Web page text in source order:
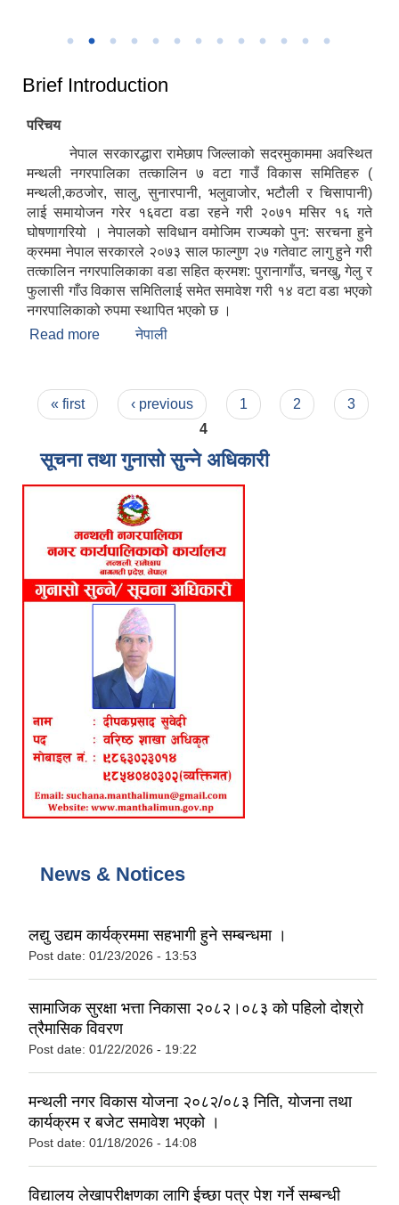
Brief Introduction
परिचय
नेपाल सरकारद्धारा रामेछाप जिल्लाको सदरमुकाममा अवस्थित
मन्थली नगरपालिका तत्कालिन ७ वटा गाउँ विकास समितिहरु (
मन्थली,कठजोर, सालु, सुनारपानी, भलुवाजोर, भटौली र चिसापानी)
लाई समायोजन गरेर १६वटा वडा रहने गरी २०७१ मसिर १६ गते
घोषणागरियो । नेपालको सविधान वमोजिम राज्यको पुन: सरचना हुने
क्रममा नेपाल सरकारले २०७३ साल फाल्गुण २७ गतेवाट लागु हुने गरी
तत्कालिन नगरपालिकाका वडा सहित क्रमश: पुरानागाँउ, चनखु, गेलु र
फुलासी गाँउ विकास समितिलाई समेत समावेश गरी १४ वटा वडा भएको
नगरपालिकाको रुपमा स्थापित भएको छ ।
Read more about Brief Introduction
नेपाली
Pages
« first ‹ previous 1 2
3
4
सूचना तथा गुनासो सुन्ने अधिकारी
News & Notices
लद्यु उद्यम कार्यक्रममा सहभागी हुने सम्बन्धमा ।
Post date: 01/23/2026 - 13:53
सामाजिक सुरक्षा भत्ता निकासा २०८२।०८३ को पहिलो दोश्रो
त्रैमासिक विवरण
Post date: 01/22/2026 - 19:22
मन्थली नगर विकास योजना २०८२/०८३ निति, योजना तथा
कार्यक्रम र बजेट समावेश भएको ।
Post date: 01/18/2026 - 14:08
विद्यालय लेखापरीक्षणका लागि ईच्छा पत्र पेश गर्ने सम्बन्धी